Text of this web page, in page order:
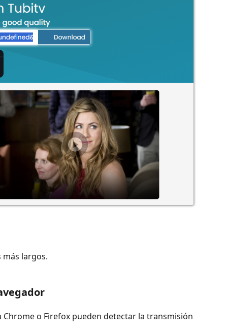
largos.
o Firefox pueden detectar la transmisión